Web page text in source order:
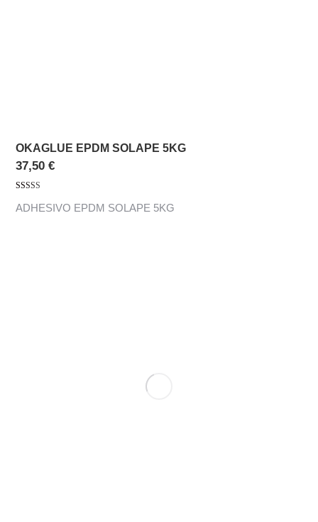
OKAGLUE EPDM SOLAPE 5KG
37,50 €
5.00 de 5
ADHESIVO EPDM SOLAPE 5KG